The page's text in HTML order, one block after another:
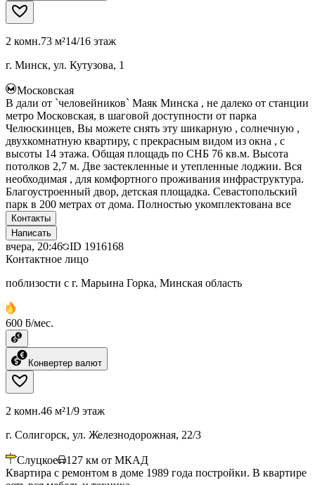
2 комн.73 м²14/16 этаж
г. Минск, ул. Кутузова, 1
Московская
В дали от `человейников` Маяк Минска , не далеко от станции
метро Московская, в шаговой доступности от парка
Челюскинцев, Вы можете снять эту шикарную , солнечную ,
двухкомнатную квартиру, с прекрасным видом из окна , с
высоты 14 этажа. Общая площадь по СНБ 76 кв.м. Высота
потолков 2,7 м. Две застекленные и утепленные лоджии. Вся
необходимая , для комфортного проживания инфраструктура.
Благоустроенный двор, детская площадка. Севастопольский
парк в 200 метрах от дома. Полностью укомплектована все
Контакты
Написать
вчера, 20:46 ID 1916168
Контактное лицо
поблизости с г. Марьина Горка, Минская область
600 ƃ/мес.
Конвертер валют
2 комн.46 м²1/9 этаж
г. Солигорск, ул. Железнодорожная, 22/3
Слуцкое 127 км от МКАД
Квартира с ремонтом в доме 1989 года постройки. В квартире